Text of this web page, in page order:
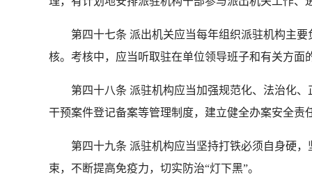
第四十七条 派出机关应当每年组织派驻机构主要
核。考核中，应当听取驻在单位领导班子和有关方面
第四十八条 派驻机构应当加强规范化、法治化、
干预案件登记备案等管理制度，建立健全办案安全责
第四十九条 派驻机构应当坚持打铁必须自身硬，
束，不断提高免疫力，切实防治“灯下黑”。